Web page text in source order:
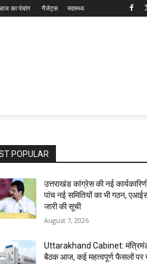
का पंचांग गैजेट्स स्वास्थ्य
POPULAR
उत्तराखंड कांग्रेस की नई
पांच नई समितियों का भी गठन,
जारी की सूची
August 7, 2026
Uttarakhand Cabinet:
बैठक आज, कई महत्वपूर्ण फैसलों पर